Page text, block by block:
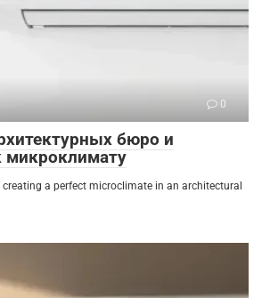
0
бюро и
микроклимату
creating a perfect microclimate in an architectural